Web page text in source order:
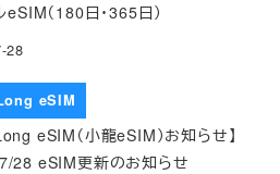
（180日・365日）
28
eSIM
eSIM（小龍eSIM）お知らせ】
28 eSIM更新のお知らせ